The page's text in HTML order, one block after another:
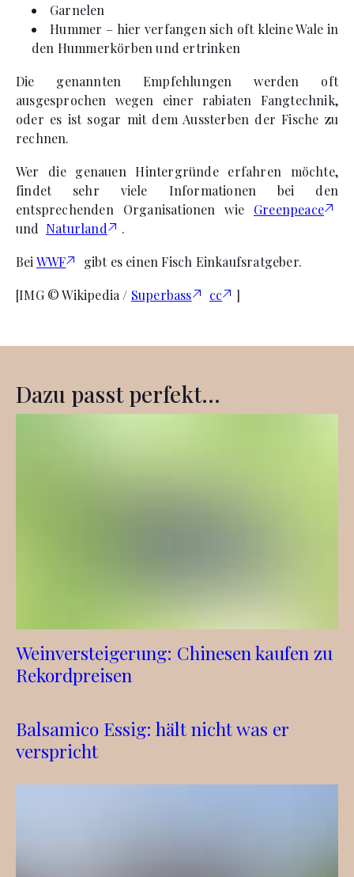
Garnelen
Hummer – hier verfangen sich oft kleine Wale in
den Hummerkörben und ertrinken
Die genannten Empfehlungen werden oft
ausgesprochen wegen einer rabiaten Fangtechnik,
oder es ist sogar mit dem Aussterben der Fische zu
rechnen.
Wer die genauen Hintergründe erfahren möchte,
findet sehr viele Informationen bei den
entsprechenden Organisationen wie Greenpeace
und Naturland
.
Bei WWF
gibt es einen Fisch Einkaufsratgeber.
[IMG © Wikipedia / Superbass cc ]
Dazu passt perfekt...
Weinversteigerung: Chinesen kaufen zu
Rekordpreisen
Balsamico Essig: hält nicht was er
verspricht